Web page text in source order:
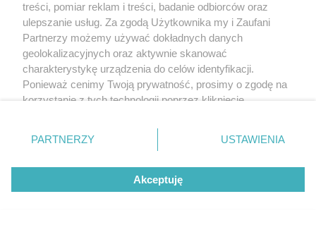
treści, pomiar reklam i treści, badanie odbiorców oraz
ulepszanie usług. Za zgodą Użytkownika my i Zaufani
Partnerzy możemy używać dokładnych danych
geolokalizacyjnych oraz aktywnie skanować
charakterystykę urządzenia do celów identyfikacji.
Ponieważ cenimy Twoją prywatność, prosimy o zgodę na
korzystanie z tych technologii poprzez kliknięcie
zmienić/wycofać klikając przycisk ustawień prywatności
znajdujący się w lewym dolnym rogu strony
rodzaje przetwarzania danych nie wymagają zgody
użytkownika, ale masz prawo sprzeciwić się takiemu
przetwarzaniu. Preferencje będą miały zastosowanie tylko
PARTNERZY USTAWIENIA
Akceptuję